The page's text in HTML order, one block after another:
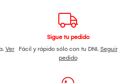
Ver
Sigue tu pedido
Fácil y rápido sólo con tu DNI. Seguir
pedido